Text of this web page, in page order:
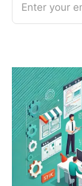
Enter your